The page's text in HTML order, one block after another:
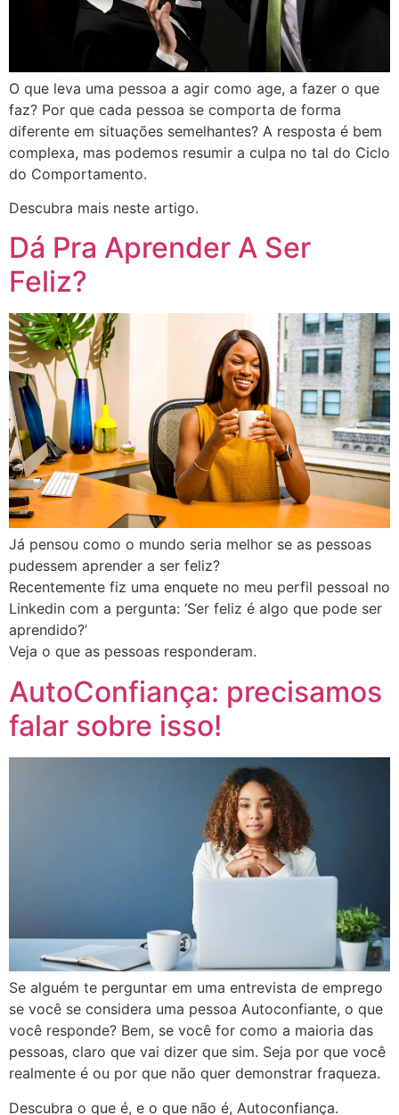
O que leva uma pessoa a agir como age, a fazer o que
faz? Por que cada pessoa se comporta de forma
diferente em situações semelhantes? A resposta é bem
complexa, mas podemos resumir a culpa no tal do Ciclo
do Comportamento.
Descubra mais neste artigo.
Dá Pra Aprender A Ser
Feliz?
Já pensou como o mundo seria melhor se as pessoas
pudessem aprender a ser feliz?
Recentemente fiz uma enquete no meu perfil pessoal no
Linkedin com a pergunta: ‘Ser feliz é algo que pode ser
aprendido?’
Veja o que as pessoas responderam.
AutoConfiança: precisamos
falar sobre isso!
Se alguém te perguntar em uma entrevista de emprego
se você se considera uma pessoa Autoconfiante, o que
você responde? Bem, se você for como a maioria das
pessoas, claro que vai dizer que sim. Seja por que você
realmente é ou por que não quer demonstrar fraqueza.
Descubra o que é, e o que não é, Autoconfiança.